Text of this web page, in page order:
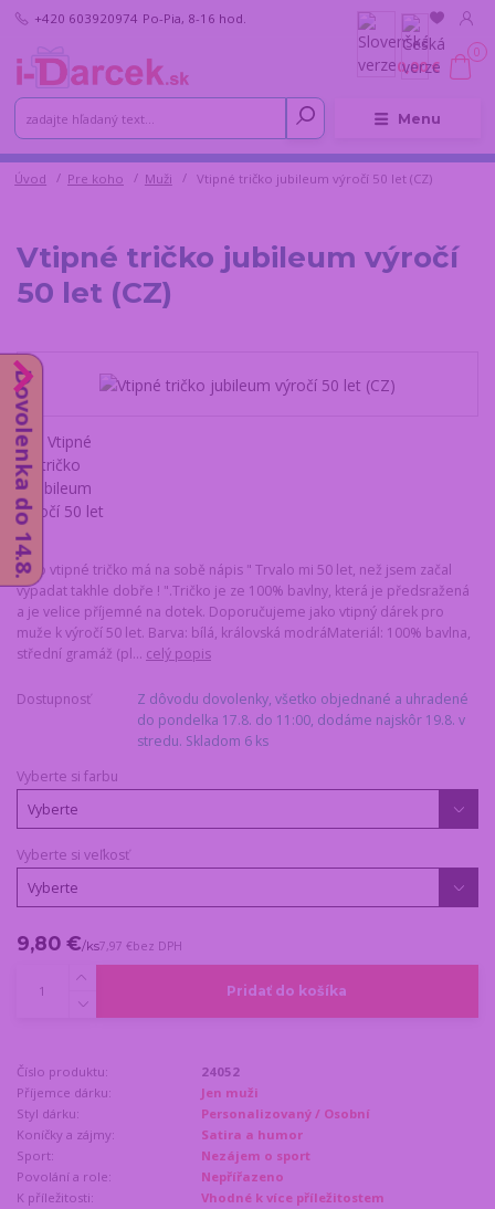
Menu
+420 603920974 Po-Pia, 8-16 hod.
0
0,00 €
Úvod Pre koho Muži Vtipné tričko jubileum výročí 50 let (CZ)
Vtipné tričko jubileum výročí
50 let (CZ)
Toto vtipné tričko má na sobě nápis " Trvalo mi 50 let, než jsem začal
vypadat takhle dobře ! ".Tričko je ze 100% bavlny, která je předsražená
a je velice příjemné na dotek. Doporučujeme jako vtipný dárek pro
muže k výročí 50 let. Barva: bílá, královská modráMateriál: 100% bavlna,
střední gramáž (pl... celý popis
Dostupnosť
Z dôvodu dovolenky, všetko objednané a uhradené
do pondelka 17.8. do 11:00, dodáme najskôr 19.8. v
stredu. Skladom 6 ks
Vyberte si farbu
Vyberte si veľkosť
9,80 €/ks7,97 €bez DPH
Pridať do košíka
Číslo produktu:
24052
Příjemce dárku:
Jen muži
Styl dárku:
Personalizovaný / Osobní
Koníčky a zájmy:
Satira a humor
Sport:
Nezájem o sport
Povolání a role:
Nepřířazeno
K příležitosti:
Vhodné k více příležitostem
Dovolenka do 14.8.